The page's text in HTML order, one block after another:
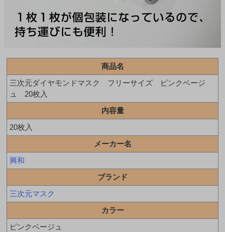
商品名
三次元ダイヤモンドマスク フリーサイズ ピンクベージ
ュ 20枚入
内容量
20枚入
メーカー名
興和
ブランド
三次元マスク
カラー
ピンクベージュ